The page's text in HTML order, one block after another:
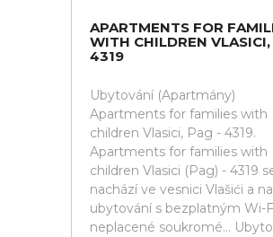
APARTMENTS FOR
WITH CHILDREN VLASICI,
4319
Ubytování (Apartmány)
Apartments for families with
children Vlasici, Pag - 4319.
Apartments for families with
children Vlasici (Pag) - 4319
nachází ve vesnici Vlašići a
ubytování s bezplatným Wi-
neplacené soukromé...